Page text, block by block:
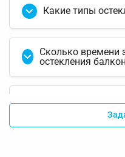
Какие типы
Сколько времени
остекления
Как я могу